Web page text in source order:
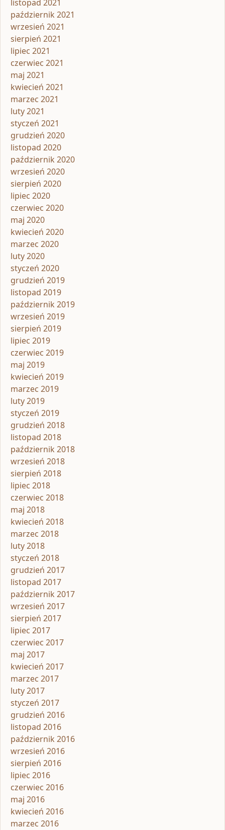
listopad 2021
październik 2021
wrzesień 2021
sierpień 2021
lipiec 2021
czerwiec 2021
maj 2021
kwiecień 2021
marzec 2021
luty 2021
styczeń 2021
grudzień 2020
listopad 2020
październik 2020
wrzesień 2020
sierpień 2020
lipiec 2020
czerwiec 2020
maj 2020
kwiecień 2020
marzec 2020
luty 2020
styczeń 2020
grudzień 2019
listopad 2019
październik 2019
wrzesień 2019
sierpień 2019
lipiec 2019
czerwiec 2019
maj 2019
kwiecień 2019
marzec 2019
luty 2019
styczeń 2019
grudzień 2018
listopad 2018
październik 2018
wrzesień 2018
sierpień 2018
lipiec 2018
czerwiec 2018
maj 2018
kwiecień 2018
marzec 2018
luty 2018
styczeń 2018
grudzień 2017
listopad 2017
październik 2017
wrzesień 2017
sierpień 2017
lipiec 2017
czerwiec 2017
maj 2017
kwiecień 2017
marzec 2017
luty 2017
styczeń 2017
grudzień 2016
listopad 2016
październik 2016
wrzesień 2016
sierpień 2016
lipiec 2016
czerwiec 2016
maj 2016
kwiecień 2016
marzec 2016